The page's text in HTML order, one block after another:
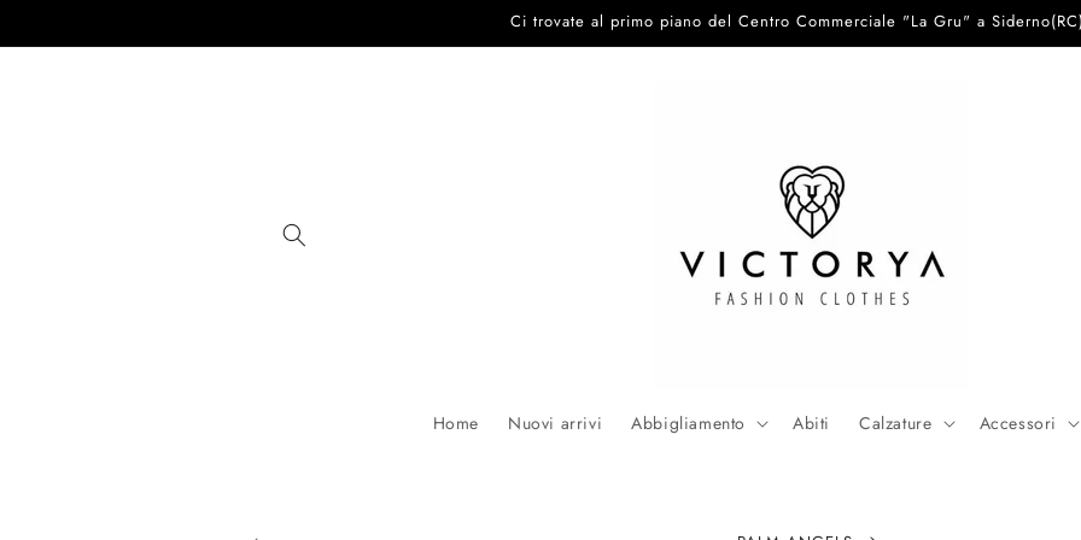
ai contenuti
Ci trovate al primo piano del Centro Commerciale "La Gru" a Siderno(RC)
Home Nuovi arrivi Abbigliamento Abiti Calzature Accessori